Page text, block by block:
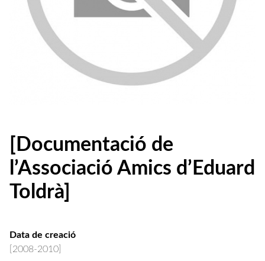
[Documentació de
l’Associació Amics d’Eduard
Toldrà]
Data de creació
[2008-2010]